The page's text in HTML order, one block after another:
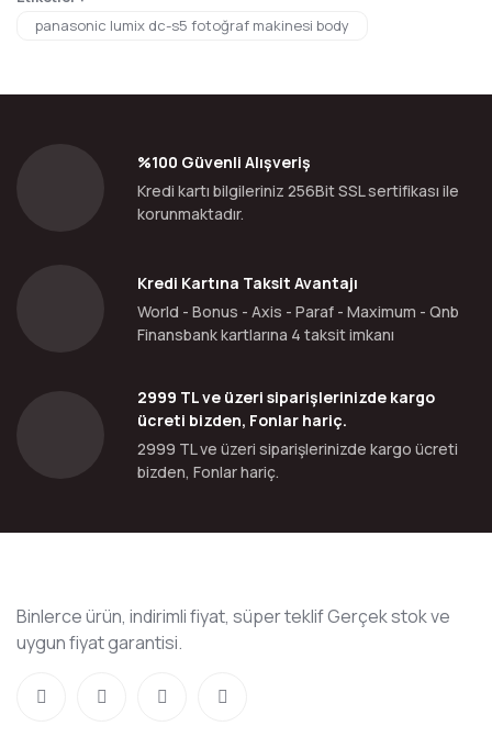
panasonic lumix dc-s5 fotoğraf makinesi body
%100 Güvenli Alışveriş
Kredi kartı bilgileriniz 256Bit SSL sertifikası ile
korunmaktadır.
Kredi Kartına Taksit Avantajı
World - Bonus - Axis - Paraf - Maximum - Qnb
Finansbank kartlarına 4 taksit imkanı
2999 TL ve üzeri siparişlerinizde kargo
ücreti bizden, Fonlar hariç.
2999 TL ve üzeri siparişlerinizde kargo ücreti
bizden, Fonlar hariç.
Binlerce ürün, indirimli fiyat, süper teklif Gerçek stok ve
uygun fiyat garantisi.